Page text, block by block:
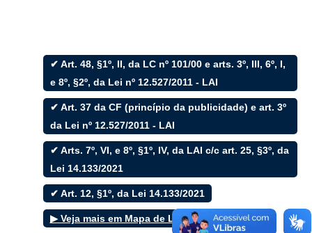
Filtrar por todos
Acesso à Informação
Cidadão
Empresas
Fotos
Notícias
Secretarias
Servidor
Transparência
Turistas
✔ Art. 48, §1º, II, da LC nº 101/00 e arts. 3º, III, 6º, I,
e 8º, §2º, da Lei nº 12.527/2011 - LAI
✔ Art. 37 da CF (princípio da publicidade) e art. 3º
da Lei nº 12.527/2011 - LAI
✔ Arts. 7º, VI, e 8º, §1º, IV, da LAI c/c art. 25, §3º, da
Lei 14.133/2021
✔ Art. 12, §1º, da Lei 14.133/2021
▶ Veja mais em Mapa de Leis